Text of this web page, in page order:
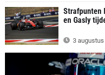
Strafpunten
en Gasly
3